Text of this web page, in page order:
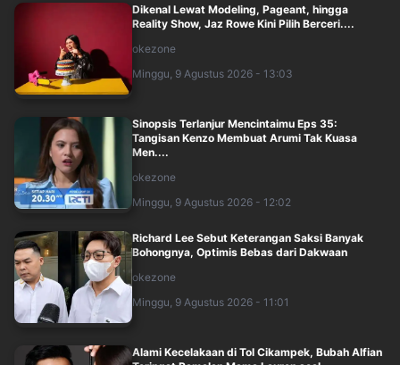
Dikenal Lewat Modeling, Pageant, hingga
Reality Show, Jaz Rowe Kini Pilih Berceri....
okezone
Minggu, 9 Agustus 2026 - 13:03
Sinopsis Terlanjur Mencintaimu Eps 35:
Tangisan Kenzo Membuat Arumi Tak Kuasa
Men....
okezone
Minggu, 9 Agustus 2026 - 12:02
Richard Lee Sebut Keterangan Saksi Banyak
Bohongnya, Optimis Bebas dari Dakwaan
okezone
Minggu, 9 Agustus 2026 - 11:01
Alami Kecelakaan di Tol Cikampek, Bubah Alfian